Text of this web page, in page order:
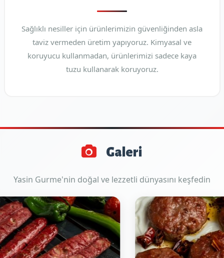
Sağlıklı nesiller için ürünlerimizin güvenliğinden asla
taviz vermeden üretim yapıyoruz. Kimyasal ve
koruyucu kullanmadan, ürünlerimizi sadece kaya
tuzu kullanarak koruyoruz.
Galeri
Yasin Gurme'nin doğal ve lezzetli dünyasını keşfedin